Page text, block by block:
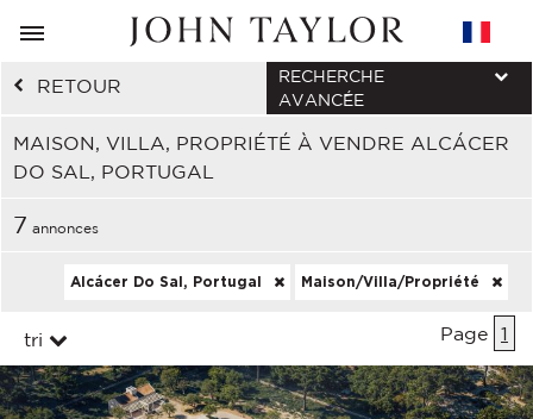
RETOUR
MAISON, VILLA, PROPRIÉTÉ À VENDRE ALCÁCER
DO SAL, PORTUGAL
RECHERCHE
AVANCÉE
7 annonces
Alcácer Do Sal, Portugal Maison/Villa/Propriété
tri Page 1